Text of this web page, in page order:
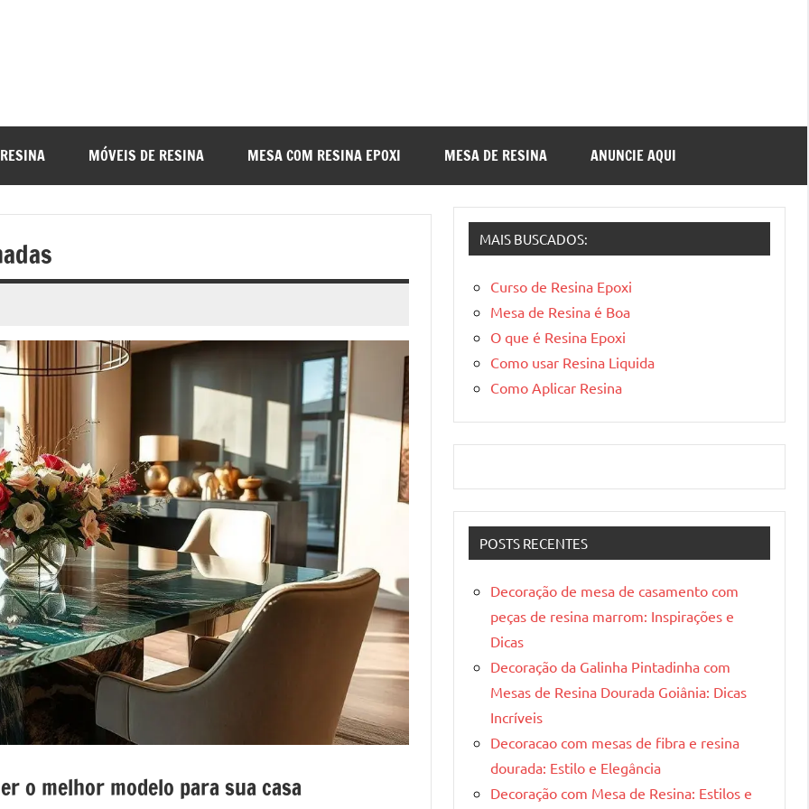
MÓVEIS DE RESINA MESA COM RESINA EPOXI MESA DE RESINA ANUNCIE AQUI
o melhor modelo para sua casa
MAIS BUSCADOS:
Curso de Resina Epoxi
Mesa de Resina é Boa
O que é Resina Epoxi
Como usar Resina Liquida
Como Aplicar Resina
POSTS RECENTES
Decoração de mesa de casamento com
peças de resina marrom: Inspirações e
Dicas
Decoração da Galinha Pintadinha com
Mesas de Resina Dourada Goiânia: Dicas
Incríveis
Decoracao com mesas de fibra e resina
dourada: Estilo e Elegância
Decoração com Mesa de Resina: Estilos e